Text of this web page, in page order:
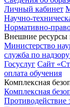
Личный кабинет
Научно-
Нормативно-
Внешние ресурсы
Министерство
служба по
Госуслуг Сайт
оплата обучения
Комплексная
Комплексная
Противодействие